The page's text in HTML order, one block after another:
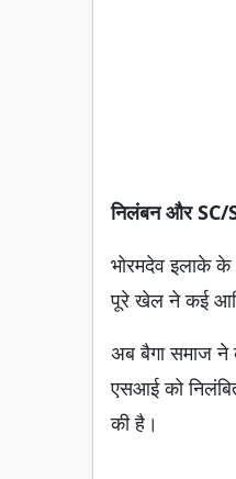
निलंबन और SC/
भोरमदेव इलाके
पूरे खेल ने कई
अब बैगा समाज ने
एसआई को
की है।